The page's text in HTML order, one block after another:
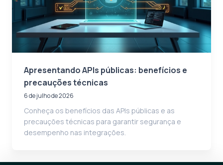
Apresentando APIs públicas: benefícios e
precauções técnicas
6 de julho de 2026
Conheça os benefícios das APIs públicas e as
precauções técnicas para garantir segurança e
desempenho nas integrações.